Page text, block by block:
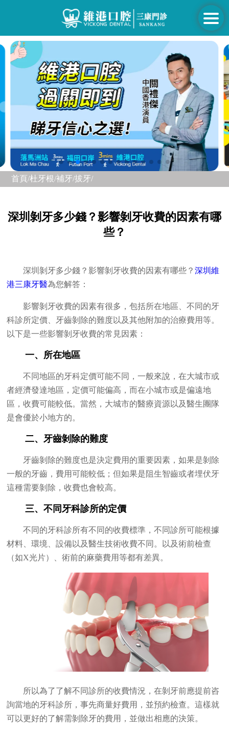
首頁/杜牙根/補牙/拔牙/
深圳剝牙多少錢？影響剝牙收費的因素有哪
些？
深圳剝牙多少錢？影響剝牙收費的因素有哪些？深圳維
港三康牙醫為您解答：
影響剝牙收費的因素有很多，包括所在地區、不同的牙
科診所定價、牙齒剝除的難度以及其他附加的治療費用等。
以下是一些影響剝牙收費的常見因素：
一、所在地區
不同地區的牙科定價可能不同，一般來說，在大城市或
者經濟發達地區，定價可能偏高，而在小城市或是偏遠地
區，收費可能較低。當然，大城市的醫療資源以及醫生團隊
是會優於小地方的。
二、牙齒剝除的難度
牙齒剝除的難度也是決定費用的重要因素，如果是剝除
一般的牙齒，費用可能較低；但如果是阻生智齒或者埋伏牙
這種需要剝除，收費也會較高。
三、不同牙科診所的定價
不同的牙科診所有不同的收費標準，不同診所可能根據
材料、環境、設備以及醫生技術收費不同。以及術前檢查
（如X光片）、術前的麻藥費用等都有差異。
所以為了了解不同診所的收費情況，在剝牙前應提前咨
詢當地的牙科診所，事先商量好費用，並預約檢查。這樣就
可以更好的了解需剝除牙的費用，並做出相應的決策。